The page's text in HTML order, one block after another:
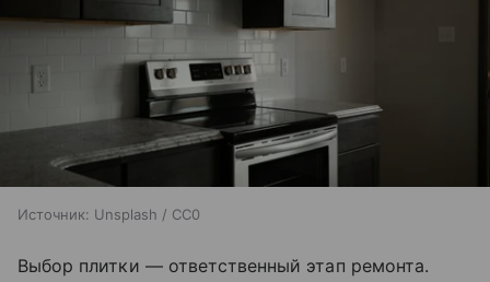
Источник: Unsplash / CC0
Выбор плитки — ответственный этап ремонта.